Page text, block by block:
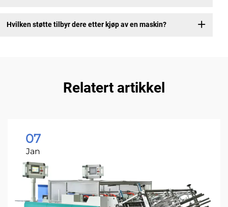
Hvilken støtte tilbyr dere etter kjøp av en maskin?
Relatert artikkel
07
Jan